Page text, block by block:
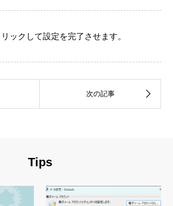
ックして設定を完了させます。
Tips